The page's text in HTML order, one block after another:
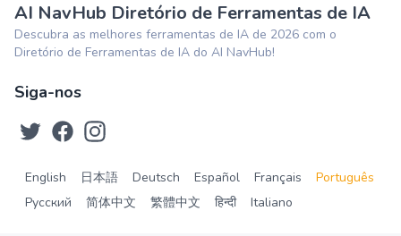
AI NavHub Diretório de Ferramentas de IA
Descubra as melhores ferramentas de IA de 2026 com o
Diretório de Ferramentas de IA do AI NavHub!
Siga-nos
English 日本語 Deutsch Español Français
Português
Русский
简体中文 繁體中文 हिन्दी Italiano